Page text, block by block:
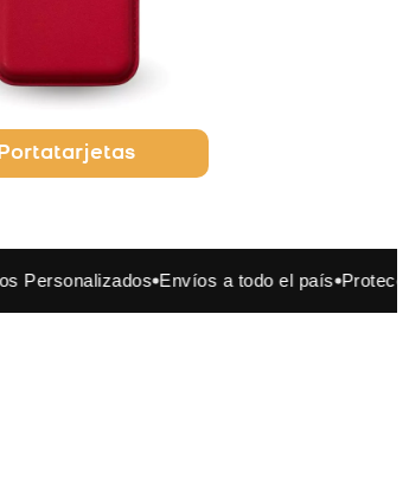
Portatarjetas
Envíos a todo el país Protección RFID &